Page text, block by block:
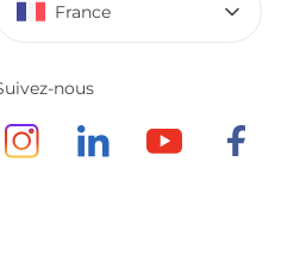
France
nous